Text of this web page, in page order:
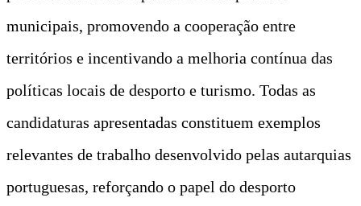
municipais, promovendo a cooperação entre
territórios e incentivando a melhoria contínua das
políticas locais de desporto e turismo. Todas as
candidaturas apresentadas constituem exemplos
relevantes de trabalho desenvolvido pelas autarquias
portuguesas, reforçando o papel do desporto